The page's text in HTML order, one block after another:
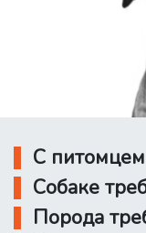
С питомцем
Собаке
Порода